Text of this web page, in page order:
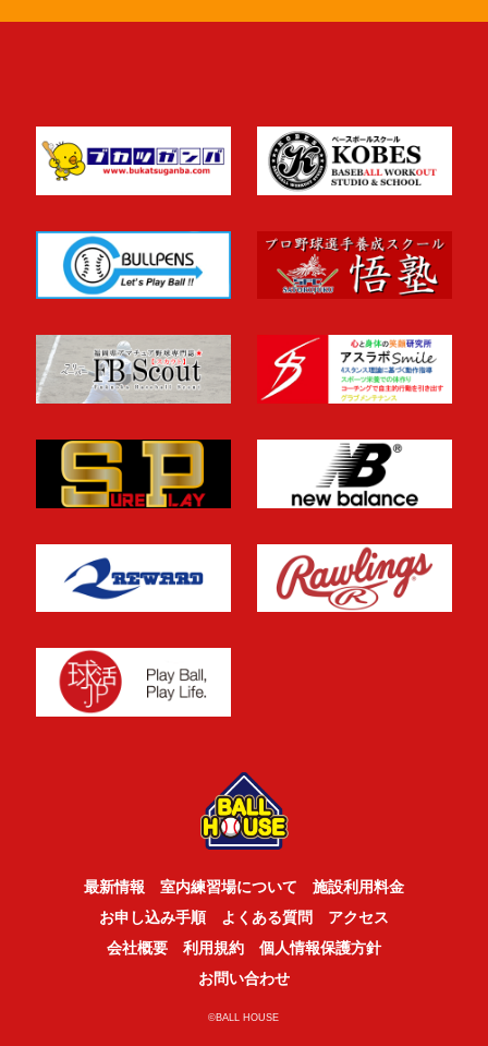
最新情報 室内練習場について
施設利用料金
お申し込み手順
よくある質問
アクセス
会社概要
利用規約
個人情報保護方針
お問い合わせ
©BALL HOUSE